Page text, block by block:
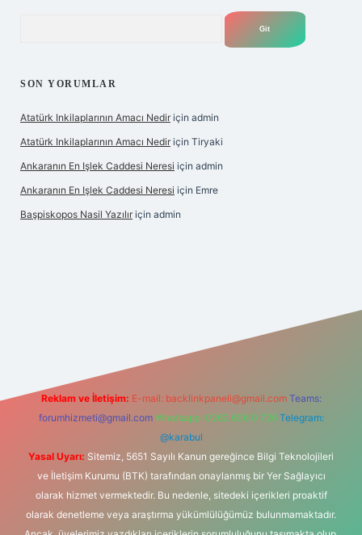
SON YORUMLAR
Atatürk Inkilaplarının Amacı Nedir için admin
Atatürk Inkilaplarının Amacı Nedir için Tiryaki
Ankaranın En Işlek Caddesi Neresi için admin
Ankaranın En Işlek Caddesi Neresi için Emre
Başpiskopos Nasil Yazılır için admin
Reklam ve İletişim: E-mail: backlinkpaneli@gmail.com Teams:
forumhizmeti@gmail.com Whatsapp: 0262 606 0 726 Telegram:
@karabul
Yasal Uyarı: Sitemiz, 5651 Sayılı Kanun gereğince Bilgi Teknolojileri
ve İletişim Kurumu (BTK) tarafından onaylanmış bir Yer Sağlayıcı
olarak hizmet vermektedir. Bu nedenle, sitedeki içerikleri proaktif
olarak denetleme veya araştırma yükümlülüğümüz bulunmamaktadır.